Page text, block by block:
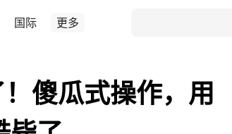
国际 更多
傻瓜式操作，用